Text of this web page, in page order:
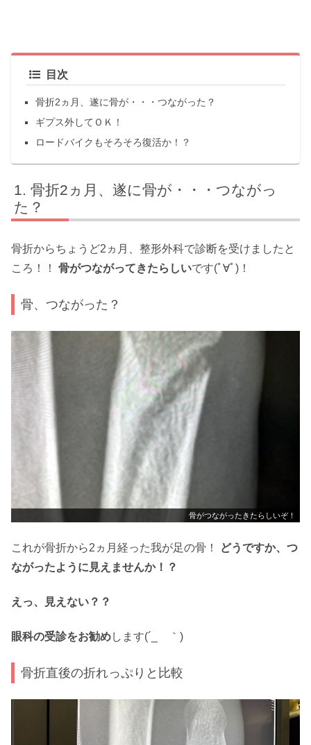
目次
骨折2ヵ月、遂に骨が・・・つながった？
ギプス外してＯＫ！
ロードバイクもそろそろ復活か！？
骨折2ヵ月、遂に骨が・・・つながっ
た？
骨折からちょうど2ヵ月、整形外科で診断を受けましたと
ころ！！
骨がつながってきたらしいです(ﾟ∀ﾟ)！
骨、つながった？
骨がつながったきたらしいぞ！
これが骨折から2ヵ月経った我が足の骨！
どうですか、つ
ながったように見えませんか！？
えっ、見えない？？
眼科の受診をお勧めします(´_ゝ｀)
骨折直後の折れっぷりと比較